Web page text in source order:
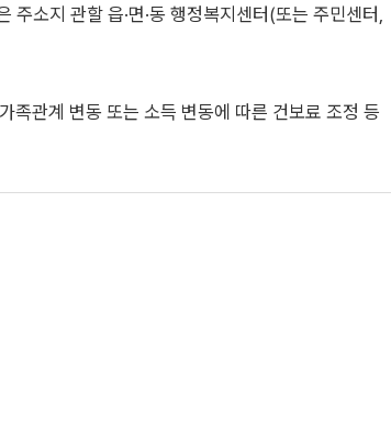
소지 관할 읍·면·동 행정복지센터(또는 주민센터,
족관계 변동 또는 소득 변동에 따른 건보료 조정 등